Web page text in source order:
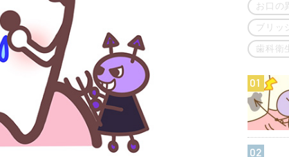
お口の
ブリッ
歯科衛
01
02